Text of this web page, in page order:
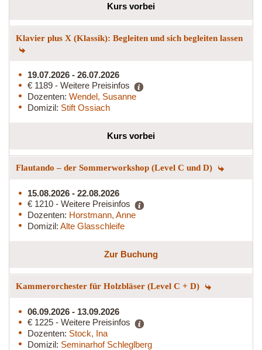
Kurs vorbei
Klavier plus X (Klassik): Begleiten und sich begleiten lassen
19.07.2026 - 26.07.2026
€ 1189 - Weitere Preisinfos
Dozenten: Wendel, Susanne
Domizil: Stift Ossiach
Kurs vorbei
Flautando – der Sommerworkshop (Level C und D)
15.08.2026 - 22.08.2026
€ 1210 - Weitere Preisinfos
Dozenten: Horstmann, Anne
Domizil: Alte Glasschleife
Zur Buchung
Kammerorchester für Holzbläser (Level C + D)
06.09.2026 - 13.09.2026
€ 1225 - Weitere Preisinfos
Dozenten: Stock, Ina
Domizil: Seminarhof Schleglberg